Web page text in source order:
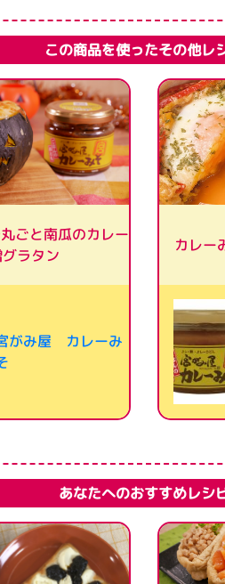
この商品を使ったその他レ
ごと南瓜のカレー
ラタン
がみ屋 カレーみ
カレー
あなたへのおすすめレシ